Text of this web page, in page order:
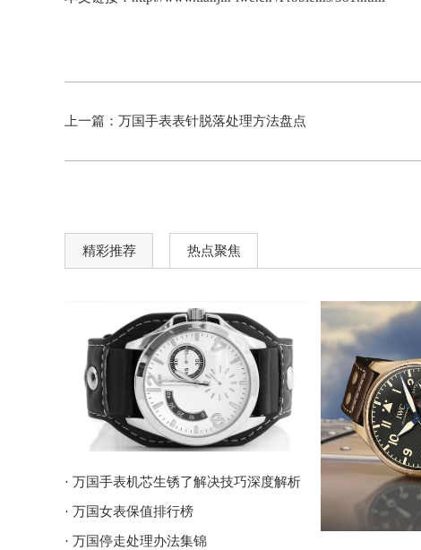
上一篇： 万国手表表针脱落处理方法盘点
精彩推荐 热点聚焦
· 万国手表机芯生锈了解决技巧深度解析
· 万国女表保值排行榜
· 万国停走处理办法集锦